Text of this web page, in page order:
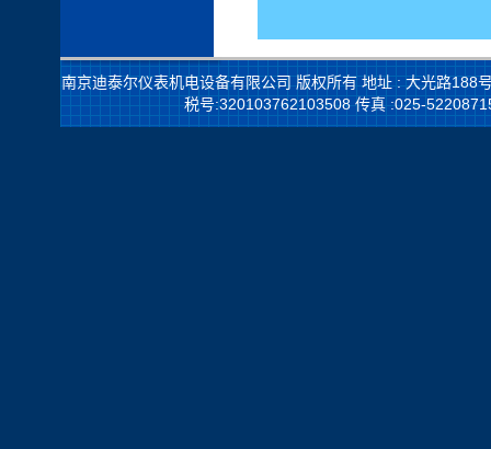
南京迪泰尔仪表机电设备有限公司 版权所有 地址 : 大光路188
税号:320103762103508传真 :025-